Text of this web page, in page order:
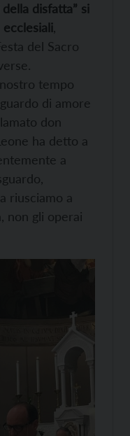
disfatta” si
del Sacro
tempo
di amore
don
ha detto a
a
riusciamo a
non gli operai